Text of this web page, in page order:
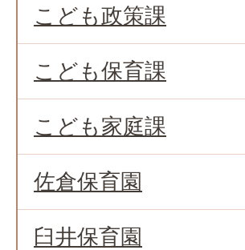
こども政策課
こども保育課
こども家庭課
佐倉保育園
臼井保育園